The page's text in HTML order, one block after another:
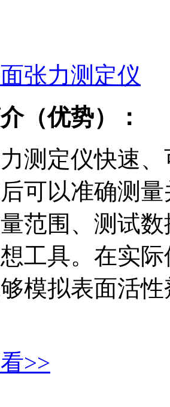
面张力测定仪
（优势）：
测定仪快速
可以准确测
范围、测试
工具。在实
模拟表面活
>>